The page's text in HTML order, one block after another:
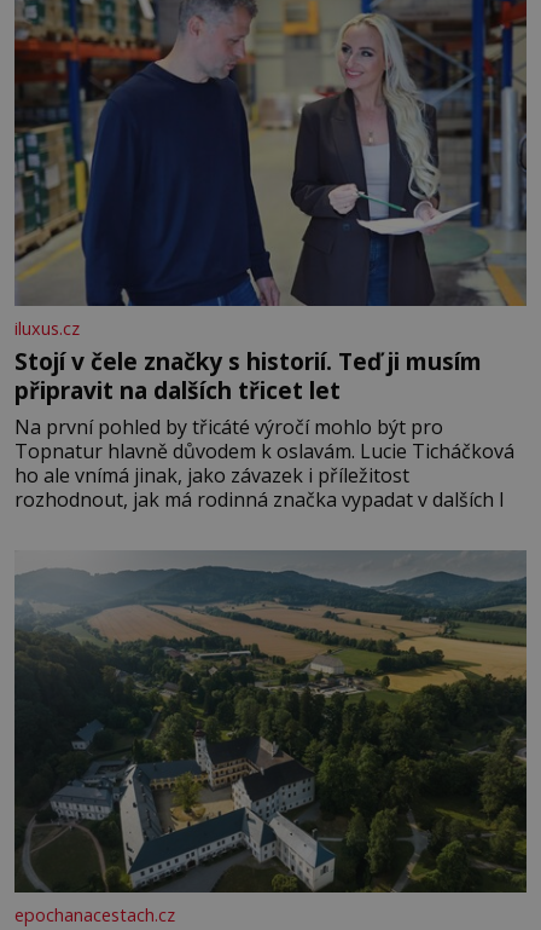
iluxus.cz
Stojí v čele značky s historií. Teď ji musím
připravit na dalších třicet let
Na první pohled by třicáté výročí mohlo být pro
Topnatur hlavně důvodem k oslavám. Lucie Ticháčková
ho ale vnímá jinak, jako závazek i příležitost
rozhodnout, jak má rodinná značka vypadat v dalších l
epochanacestach.cz